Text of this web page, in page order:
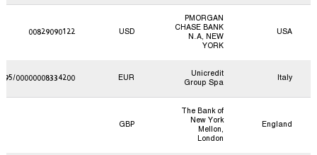
USA
PMORGAN
CHASE BANK
N.A, NEW
YORK
USD
00829090122
Italy
Unicredit
Group Spa
EUR
00000008334200
England
The Bank of
New York
Mellon,
London
GBP